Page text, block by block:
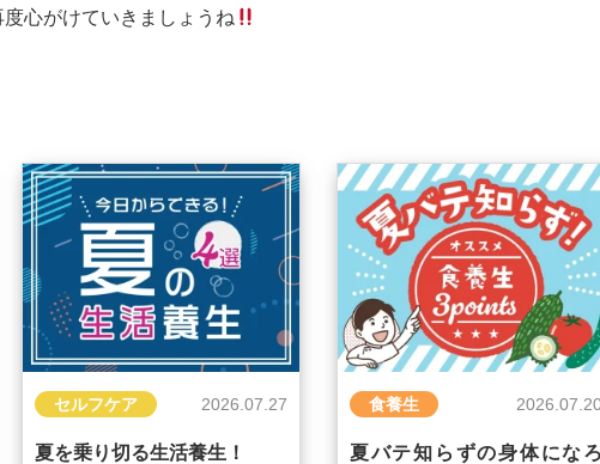
心がけていきましょうね
セルフケア 2026.07.27
夏を乗り切る生活養生！
食養生
夏バテ知らずの身体にな